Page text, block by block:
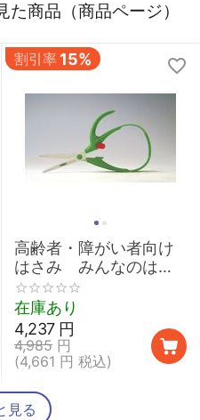
た商品（商品ページ）
割引率 15%
高齢者・障がい者向け
はさみ みんなのはさ
みmimi
在庫あり
4,985 円
4,237 円
(4,661 円 税込)
見る